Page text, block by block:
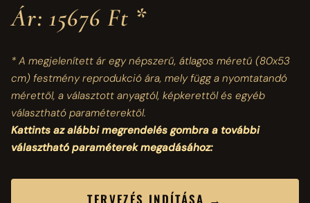
Ár: 15676 Ft *
* A megjelenített ár egy népszerű, átlagos méretű (80x53
cm)festmény reprodukció ára, mely függ a nyomtatandó
mérettől, a választott anyagtól, képkerettől és egyéb
választható paraméterektől.
Kattints az alábbi megrendelés gombra a további
választható paraméterek megadásához:
TERVEZÉS INDÍTÁSA →